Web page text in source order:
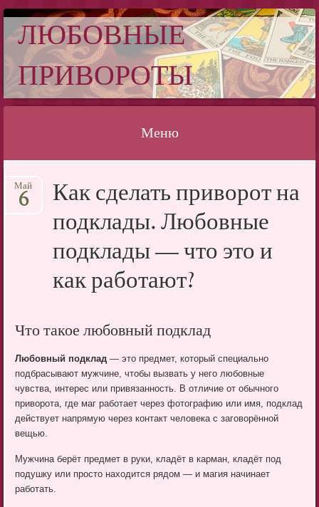
ЛЮБОВНЫЕ
ПРИВОРОТЫ
Меню
к
Как сделать приворот на
подклады. Любовные
подклады — что это и
как работают?
Май
6
Что такое любовный подклад
Любовный подклад — это предмет, который специально
подбрасывают мужчине, чтобы вызвать у него любовные
чувства, интерес или привязанность. В отличие от обычного
приворота, где маг работает через фотографию или имя, подклад
действует напрямую через контакт человека с заговорённой
вещью.
Мужчина берёт предмет в руки, кладёт в карман, кладёт под
подушку или просто находится рядом — и магия начинает
работать.